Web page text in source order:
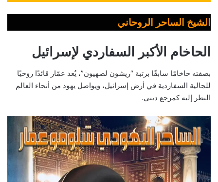
الشيخ الساحر الروحاني
الحاخام الأكبر السفاردي لإسرائيل
بصفته حاخامًا سابقًا برتبة “ريشون لصهيون”، يُعد عمّار قائدًا روحيًا
للجالية السفاردية في أرض إسرائيل، ويواصل يهود من أنحاء العالم
النظر إليه كمرجع ديني.